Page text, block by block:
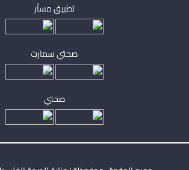
تطبيق مساْر
صحتي سمارت
صحتي